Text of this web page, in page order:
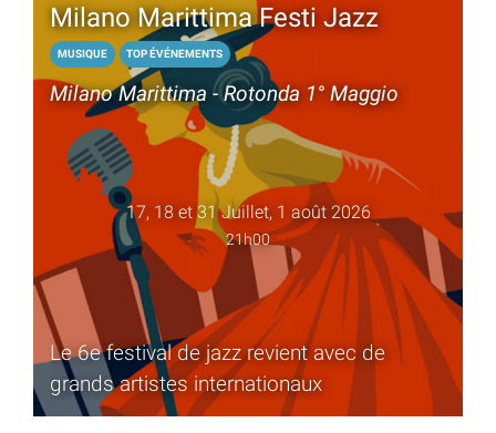
Milano Marittima Festi Jazz
MUSIQUE TOP ÉVÉNEMENTS
Milano Marittima - Rotonda 1° Maggio
17, 18 et 31 Juillet, 1 août 2026
21h00
Le 6e festival de jazz revient avec de
grands artistes internationaux